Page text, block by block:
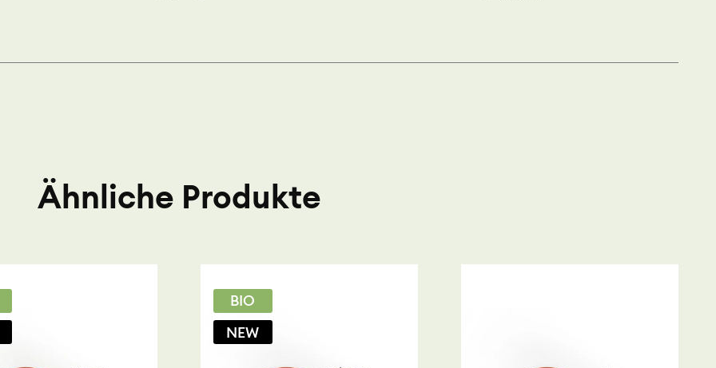
Ähnliche Produkte
BIO
NEW